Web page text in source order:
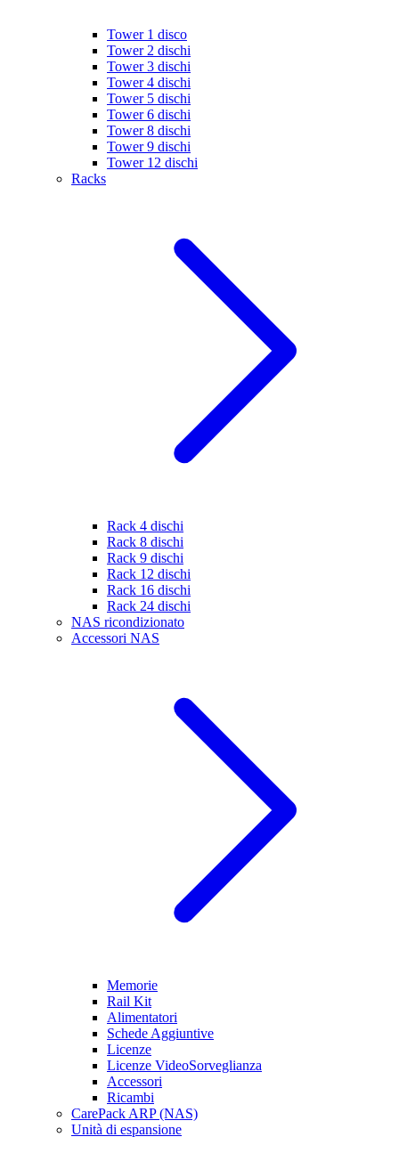
Tower 1 disco
Tower 2 dischi
Tower 3 dischi
Tower 4 dischi
Tower 5 dischi
Tower 6 dischi
Tower 8 dischi
Tower 9 dischi
Tower 12 dischi
Racks
Rack 4 dischi
Rack 8 dischi
Rack 9 dischi
Rack 12 dischi
Rack 16 dischi
Rack 24 dischi
NAS ricondizionato
Accessori NAS
Memorie
Rail Kit
Alimentatori
Schede Aggiuntive
Licenze
Licenze VideoSorveglianza
Accessori
Ricambi
CarePack ARP (NAS)
Unità di espansione